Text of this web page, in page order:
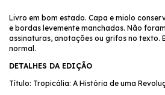
Livro em bom estado. Capa e miolo
e bordas levemente manchadas. Não
assinaturas, anotações ou grifos no texto.
normal.
DETALHES DA EDIÇÃO
Título: Tropicália: A História de uma